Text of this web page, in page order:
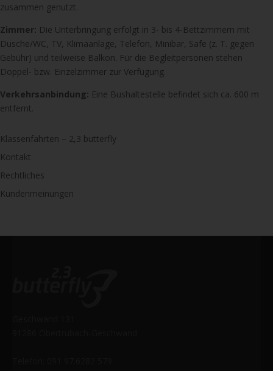
zusammen genutzt.
Zimmer: Die Unterbringung erfolgt in 3- bis 4-Bettzimmern mit
Dusche/WC, TV, Klimaanlage, Telefon, Minibar, Safe (z. T. gegen
Gebühr) und teilweise Balkon. Für die Begleitpersonen stehen
Doppel- bzw. Einzelzimmer zur Verfügung.
Verkehrsanbindung: Eine Bushaltestelle befindet sich ca. 600 m
entfernt.
Klassenfahrten – 2,3 butterfly
Kontakt
Rechtliches
Kundenmeinungen